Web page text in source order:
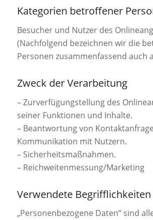
Kategorien betroffener
Besucher und Nutzer des
(Nachfolgend bezeichnen wir die
Personen zusammenfassend auch
Zweck der Verarbeitung
– Zurverfügungstellung des
seiner Funktionen und Inhalte.
– Beantwortung von
Kommunikation mit Nutzern.
– Sicherheitsmaßnahmen.
– Reichweitenmessung/Marketing
Verwendete Begrifflichkeiten
„Personenbezogene Daten“ sind